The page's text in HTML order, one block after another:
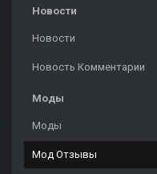
Новости
Новости
Новость Комментарии
Моды
Моды
Мод Отзывы